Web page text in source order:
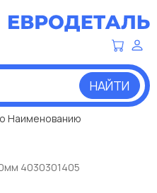
НАЙТИ
Наименованию
4030301405